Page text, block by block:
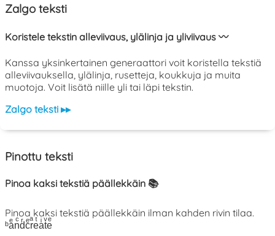
Zalgo teksti
Koristele tekstin alleviivaus, ylälinja ja yliviivaus 〰️
Kanssa yksinkertainen generaattori voit koristella tekstiä
alleviivauksella, ylälinja, rusetteja, koukkuja ja muita
muotoja. Voit lisätä niille yli tai läpi tekstin.
Zalgo teksti ▸▸
Pinottu teksti
Pinoa kaksi tekstiä päällekkäin 📚
Pinoa kaksi tekstiä päällekkäin ilman kahden rivin tilaa.
ᵇaͤnͨdͬcͤrͣeͭaͥtͮeͤ